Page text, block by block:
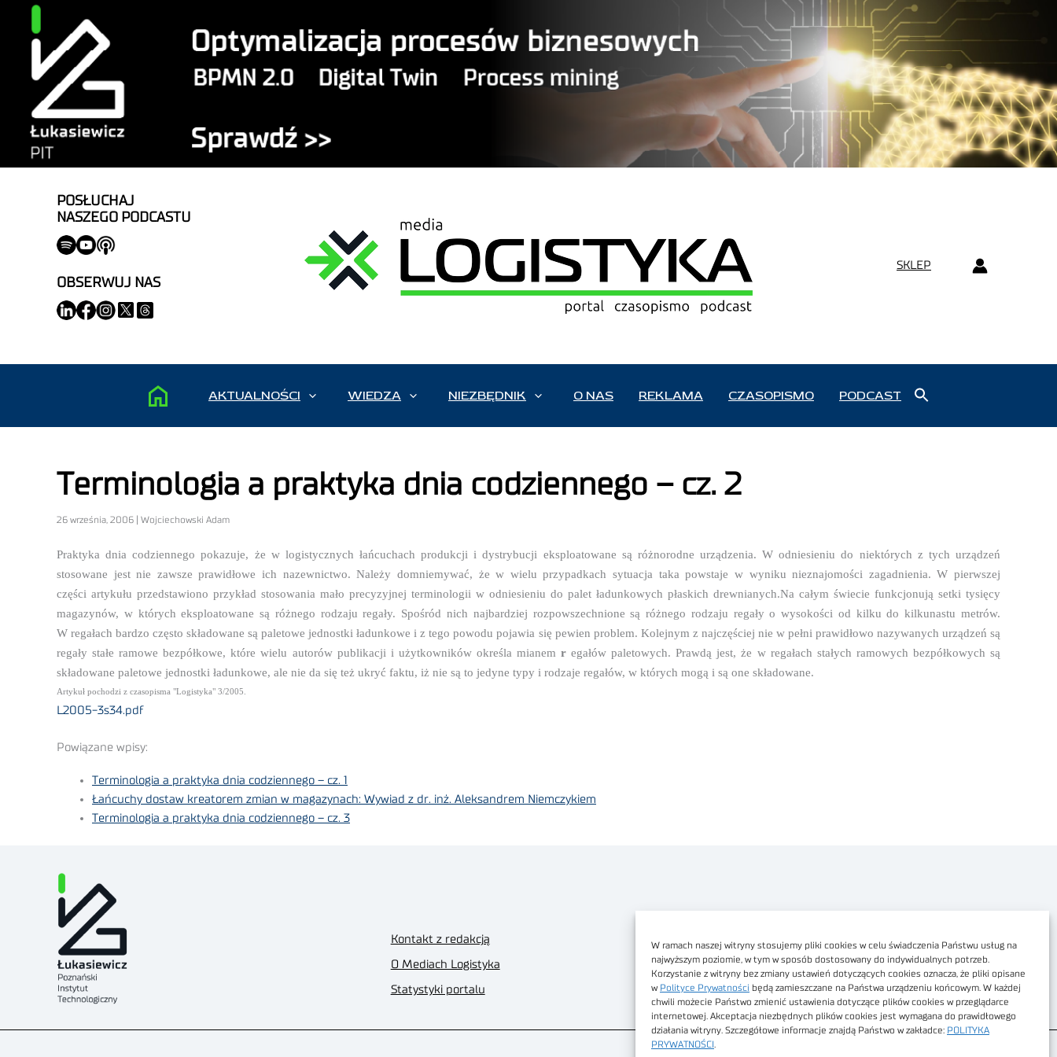
W ramach naszej witryny stosujemy pliki cookies w celu świadczenia Państwu usług na
najwyższym poziomie, w tym w sposób dostosowany do indywidualnych potrzeb.
Korzystanie z witryny bez zmiany ustawień dotyczących cookies oznacza, że pliki opisane
w Polityce Prywatności będą zamieszczane na Państwa urządzeniu końcowym. W każdej
chwili możecie Państwo zmienić ustawienia dotyczące plików cookies w przeglądarce
internetowej. Akceptacja niezbędnych plików cookies jest wymagana do prawidłowego
działania witryny. Szczegółowe informacje znajdą Państwo w zakładce: POLITYKA
PRYWATNOŚCI
POSŁUCHAJ
NASZEGO PODCASTU
OBSERWUJ NAS
SKLEP
AKTUALNOŚCI WIEDZA NIEZBĘDNIK O NAS REKLAMA CZASOPISMO PODCAST
Terminologia a praktyka dnia codziennego – cz. 2
26 września, 2006 | Wojciechowski Adam
Praktyka dnia codziennego pokazuje, że w logistycznych łańcuchach produkcji i dystrybucji eksploatowane są różnorodne urządzenia. W odniesieniu do niektórych z tych urządzeń
stosowane jest nie zawsze prawidłowe ich nazewnictwo. Należy domniemywać, że w wielu przypadkach sytuacja taka powstaje w wyniku nieznajomości zagadnienia. W pierwszej
części artykułu przedstawiono przykład stosowania mało precyzyjnej terminologii w odniesieniu do palet ładunkowych płaskich drewnianych.Na całym świecie funkcjonują setki tysięcy
magazynów, w których eksploatowane są różnego rodzaju regały. Spośród nich najbardziej rozpowszechnione są różnego rodzaju regały o wysokości od kilku do kilkunastu metrów.
W regałach bardzo często składowane są paletowe jednostki ładunkowe i z tego powodu pojawia się pewien problem. Kolejnym z najczęściej nie w pełni prawidłowo nazywanych urządzeń są
regały stałe ramowe bezpółkowe, które wielu autorów publikacji i użytkowników określa mianemr egałów paletowych. Prawdą jest, że w regałach stałych ramowych bezpółkowych są
składowane paletowe jednostki ładunkowe, ale nie da się też ukryć faktu, iż nie są to jedyne typy i rodzaje regałów, w których mogą i są one składowane.
Artykuł pochodzi z czasopisma "Logistyka" 3/2005.
L2005-3s34.pdf
Powiązane wpisy:
Terminologia a praktyka dnia codziennego – cz. 1
Łańcuchy dostaw kreatorem zmian w magazynach: Wywiad z dr. inż. Aleksandrem Niemczykiem
Terminologia a praktyka dnia codziennego – cz. 3
Kontakt z redakcją
O Mediach Logistyka
Statystyki portalu
Dostępność cyfrowa
Regulamin Portalu
Regulamin sklepu